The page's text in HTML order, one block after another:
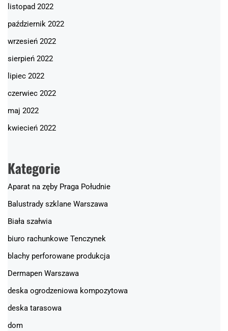
listopad 2022
październik 2022
wrzesień 2022
sierpień 2022
lipiec 2022
czerwiec 2022
maj 2022
kwiecień 2022
Kategorie
Aparat na zęby Praga Południe
Balustrady szklane Warszawa
Biała szałwia
biuro rachunkowe Tenczynek
blachy perforowane produkcja
Dermapen Warszawa
deska ogrodzeniowa kompozytowa
deska tarasowa
dom